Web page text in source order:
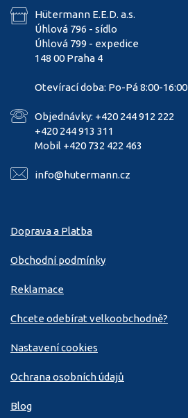
Hütermann E.E.D. a.s.
Úhlová 796 - sídlo
Úhlová 799 - expedice
148 00 Praha 4
Otevírací doba: Po-Pá 8:00-16:00
Objednávky: +420 244 912 222
+420 244 913 311
Mobil +420 732 422 463
info@hutermann.cz
Doprava a Platba
Obchodní podmínky
Reklamace
Chcete odebírat velkoobchodně?
Nastavení cookies
Ochrana osobních údajů
Blog